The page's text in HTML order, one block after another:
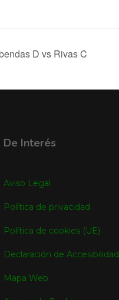
D vs Rivas C
De Interés
Aviso Legal
Política de privacidad
Política de cookies (UE)
Declaración de Accesibilidad
Mapa Web